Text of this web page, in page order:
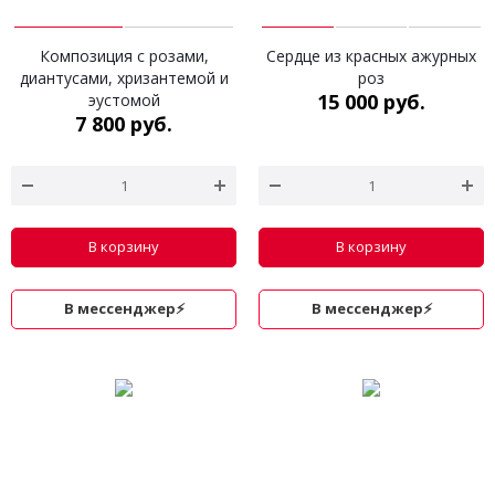
Композиция с розами,
диантусами, хризантемой и
эустомой
7 800 руб.
В корзину
В мессенджер⚡
Сердце из красных ажурных
роз
15 000 руб.
В корзину
В мессенджер⚡